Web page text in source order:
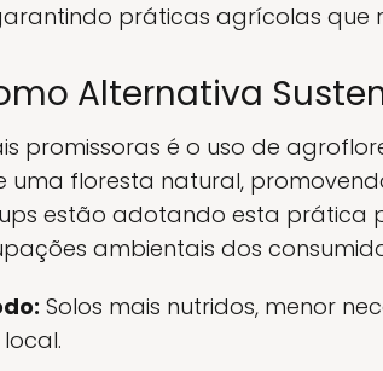
práticas agrícolas que
Alternativa
promissoras é o uso de
uma floresta natural,
estão adotando esta prática
ambientais dos
Solos mais nutridos, menor